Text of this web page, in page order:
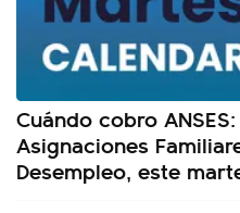
Cuándo cobro
Asignaciones
Desempleo, este